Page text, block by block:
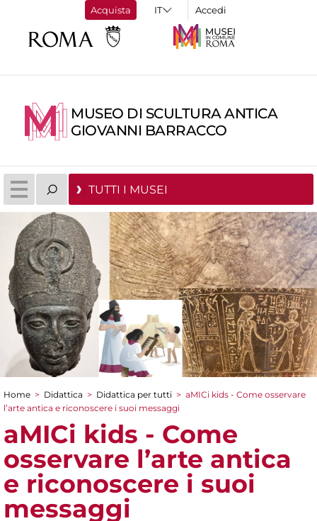
Acquista Accedi
MUSEO DI SCULTURA ANTICA
GIOVANNI BARRACCO
TUTTI I MUSEI
Tu sei qui
Home > Didattica > Didattica per tutti > aMICi kids - Come osservare
l’arte antica e riconoscere i suoi messaggi
aMICi kids - Come
osservare l’arte antica
e riconoscere i suoi
messaggi